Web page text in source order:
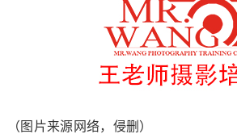
（图片来源网络，侵删）